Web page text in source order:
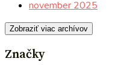
november 2025
Zobraziť viac archívov
Značky